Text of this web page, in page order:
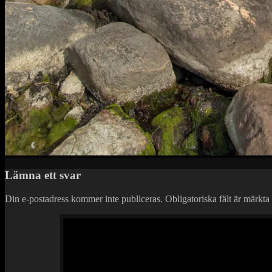
Lämna ett svar
Din e-postadress kommer inte publiceras. Obligatoriska fält är märkta